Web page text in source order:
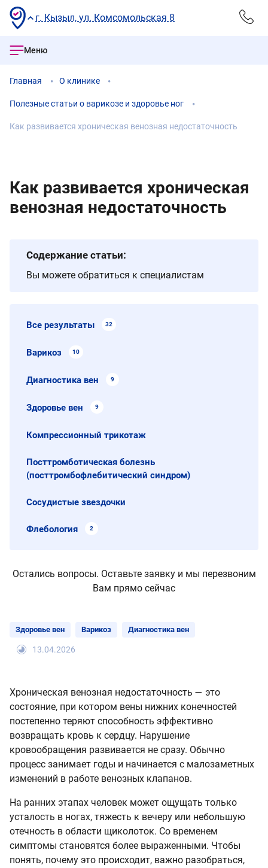
г. Кызыл, ул. Комсомольская 8
Меню
Главная О клинике
Полезные статьи о варикозе и здоровье ног
Как развивается хроническая венозная недостаточность
Как развивается хроническая
венозная недостаточность
Здоровье вен Варикоз Диагностика вен
13.04.2026
Хроническая венозная недостаточность — это
состояние, при котором вены нижних конечностей
постепенно теряют способность эффективно
возвращать кровь к сердцу. Нарушение
кровообращения развивается не сразу. Обычно
процесс занимает годы и начинается с малозаметных
изменений в работе венозных клапанов.
На ранних этапах человек может ощущать только
усталость в ногах, тяжесть к вечеру или небольшую
отечность в области щиколоток. Со временем
симптомы становятся более выраженными. Чтобы
понять, почему это происходит, важно разобраться,
Содержание статьи:
Вы можете обратиться к специалистам
Все результаты 32
Варикоз 10
Диагностика вен 9
Здоровье вен 9
Компрессионный трикотаж
Посттромботическая болезнь
(посттромбофлебитический синдром)
Сосудистые звездочки
Флебология 2
Остались вопросы. Оставьте заявку и мы перезвоним
Вам прямо сейчас